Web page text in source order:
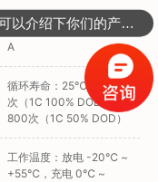
充电电流范围：11.4 A ~ 38
A
循环寿命：25℃下：500
次（1C 100% DOD），
800次（1C 50% DOD）
工作温度：放电 -20℃ ~
+55℃，充电 0℃ ~
可以介绍下你们的产品么？